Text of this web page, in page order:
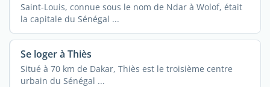
Saint-Louis, connue sous le nom de Ndar à Wolof, était
la capitale du Sénégal ...
Se loger à Thiès
Situé à 70 km de Dakar, Thiès est le troisième centre
urbain du Sénégal ...